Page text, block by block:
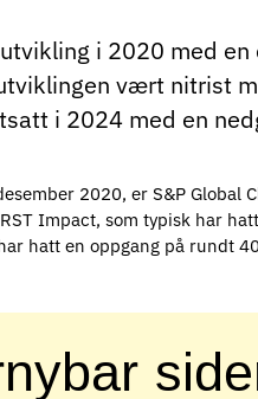
i 2020 med en
vært nitrist
i 2024 med en
2020, er S&P Global
Impact, som typisk har
hatt en oppgang på rundt